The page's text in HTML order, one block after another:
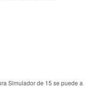
Simulador de 15 se puede a